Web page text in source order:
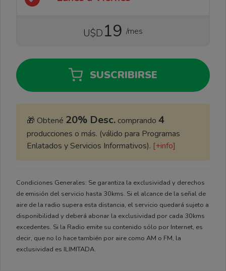
U$D19 /mes
SUSCRIBIRSE
🎁 Obtené 20% Desc. comprando 4
producciones o más. (válido para Programas
Enlatados y Servicios Informativos). [+info]
Condiciones Generales: Se garantiza la exclusividad y derechos
de emisión del servicio hasta 30kms. Si el alcance de la señal de
aire de la radio supera esta distancia, el servicio quedará sujeto a
disponibilidad y deberá abonar la exclusividad por cada 30kms
excedentes. Si la Radio emite su contenido sólo por Internet, es
decir, que no lo hace también por aire como AM o FM, la
exclusividad es ILIMITADA.